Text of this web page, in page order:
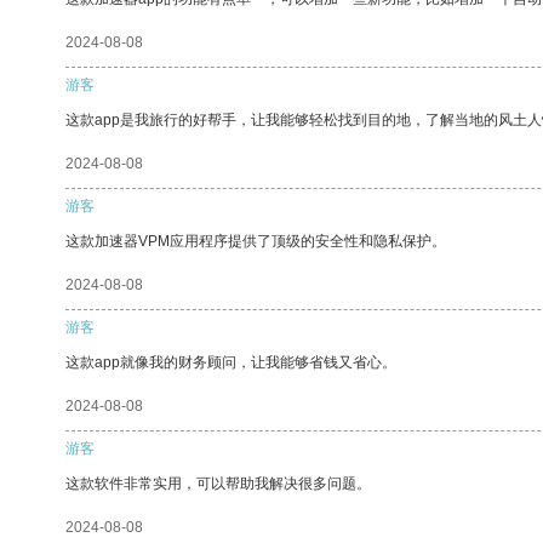
2024-08-08
游客
这款app是我旅行的好帮手，让我能够轻松找到目的地，了解当地的风土
2024-08-08
游客
这款加速器VPM应用程序提供了顶级的安全性和隐私保护。
2024-08-08
游客
这款app就像我的财务顾问，让我能够省钱又省心。
2024-08-08
游客
这款软件非常实用，可以帮助我解决很多问题。
2024-08-08